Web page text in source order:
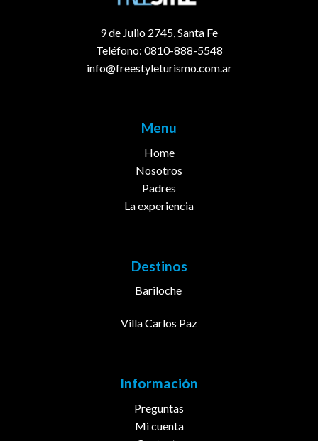
9 de Julio 2745, Santa Fe
Teléfono: 0810-888-5548
info@freestyleturismo.com.ar
Menu
Home
Nosotros
Padres
La experiencia
Destinos
Bariloche
Villa Carlos Paz
Información
Preguntas
Mi cuenta